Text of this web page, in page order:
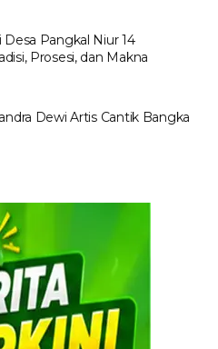
Desa Pangkal Niur 14
Prosesi, dan Makna
Dewi Artis Cantik Bangka